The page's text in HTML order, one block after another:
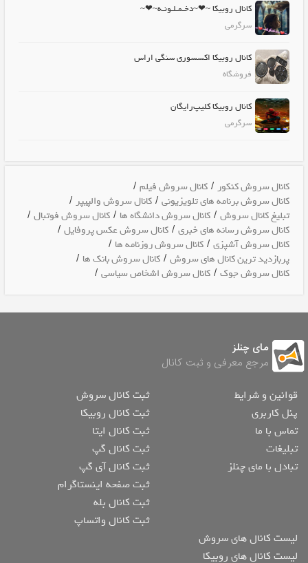
کانال روبیکا ~❤~دخـمـلـونـه~❤~
سرگرمی
کانال روبیکا اکسسوری سنگی اراس
فروشگاه
کانال روبیکا کلیپ‌رایگان
سرگرمی
کانال سروش کنکور /کانال سروش فیلم /
کانال سروش برنامه های تلویزیونی /کانال سروش والپیپر /
تبلیغ کانال سروش /کانال سروش دانشگاه ها /کانال سروش فوتبال /
کانال سروش رسانه های خبری /کانال سروش عکس پروفایل /
کانال سروش آشپزی /کانال سروش روزنامه ها /
پربازدید ترین کانال های سروش /کانال سروش بانک ها /
کانال سروش جوک /کانال سروش اشخاص سیاسی /
مای چنلز
مرجع معرفی و ثبت کانال
قوانین و شرایط
پنل کاربری
تماس با ما
تبلیغات
تبادل با مای چنلز
ثبت کانال سروش
ثبت کانال روبیکا
ثبت کانال ایتا
ثبت کانال گپ
ثبت کانال آی گپ
ثبت صفحه اینستاگرام
ثبت کانال بله
ثبت کانال واتساپ
لیست کانال های سروش
لیست کانال های روبیکا